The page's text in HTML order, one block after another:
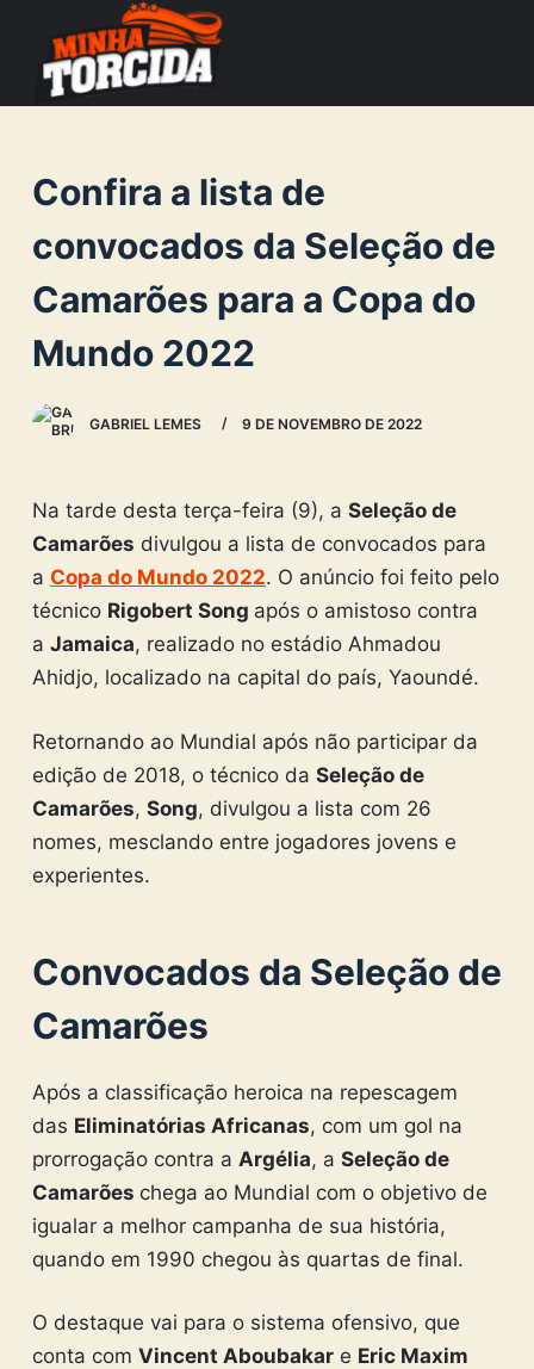
o
o
n
e
Confira a lista de
convocados da Seleção de
Camarões para a Copa do
Mundo 2022
GABRIEL LEMES 9 DE NOVEMBRO DE 2022
Na tarde desta terça-feira (9), a Seleção de
Camarões divulgou a lista de convocados para
a Copa do Mundo 2022. O anúncio foi feito pelo
técnico Rigobert Song após o amistoso contra
a Jamaica, realizado no estádio Ahmadou
Ahidjo, localizado na capital do país, Yaoundé.
Retornando ao Mundial após não participar da
edição de 2018, o técnico da Seleção de
Camarões, Song, divulgou a lista com 26
nomes, mesclando entre jogadores jovens e
experientes.
Convocados da Seleção de
Camarões
Após a classificação heroica na repescagem
das Eliminatórias Africanas, com um gol na
prorrogação contra a Argélia, a Seleção de
Camarões chega ao Mundial com o objetivo de
igualar a melhor campanha de sua história,
quando em 1990 chegou às quartas de final.
O destaque vai para o sistema ofensivo, que
conta com Vincent Aboubakare Eric Maxim